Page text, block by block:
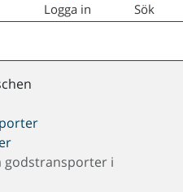
Logga in Sök
godstransporter i